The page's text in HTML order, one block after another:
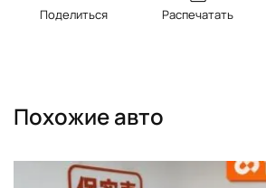
Поделиться Распечатать
Похожие авто